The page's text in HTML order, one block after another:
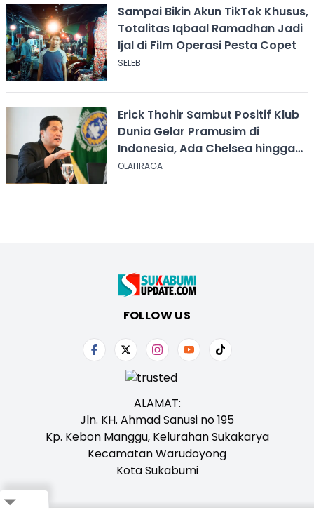
Sampai Bikin Akun TikTok Khusus,
Totalitas Iqbaal Ramadhan Jadi
Ijal di Film Operasi Pesta Copet
SELEB
Erick Thohir Sambut Positif Klub
Dunia Gelar Pramusim di
Indonesia, Ada Chelsea hingga
AC Milan
OLAHRAGA
FOLLOW US
ALAMAT:
Jln. KH. Ahmad Sanusi no 195
Kp. Kebon Manggu, Kelurahan Sukakarya
Kecamatan Warudoyong
Kota Sukabumi